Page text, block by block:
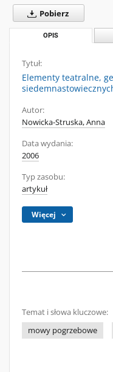
Pobierz
OPIS
Tytuł:
Elementy teatralne,
Autor:
Nowicka-Struska, Anna
Data wydania:
2006
Typ zasobu:
artykuł
Więcej
Temat i słowa kluczowe:
mowy pogrzebowe